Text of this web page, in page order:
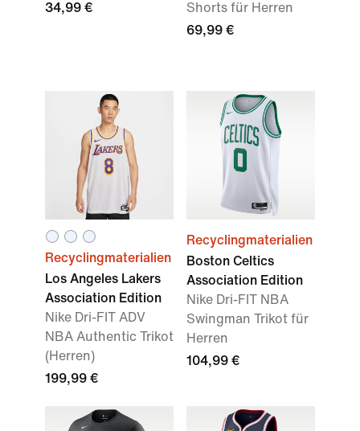
34,99 €
Shorts für Herren
69,99 €
Recyclingmaterialien
Los Angeles Lakers
Association Edition
Nike Dri-FIT ADV
NBA Authentic Trikot
(Herren)
199,99 €
Recyclingmaterialien
Boston Celtics
Association Edition
Nike Dri-FIT NBA
Swingman Trikot für
Herren
104,99 €